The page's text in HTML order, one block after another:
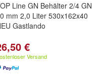
Line GN Behälter 2/4 GN
mm 2,0 Liter 530x162x40
Gastlando
€
Versand